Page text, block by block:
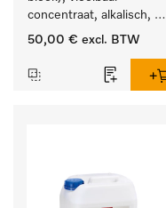
concentraat, alkalisch,
5 l voor het reinigen van
kleurechte bonte was.
50,00 € excl. BTW